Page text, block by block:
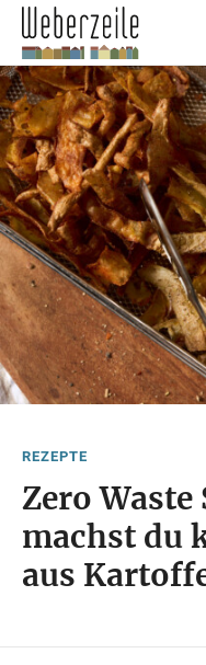
Montag
MONTAG
Dienstag
DIENSTAG
Mittwoch
MITTWOCH
Donnerstag
DONNERSTAG
Freitag
FREITAG
Samstag
SAMSTAG
REZEPTE
Zero Waste
machst du
aus